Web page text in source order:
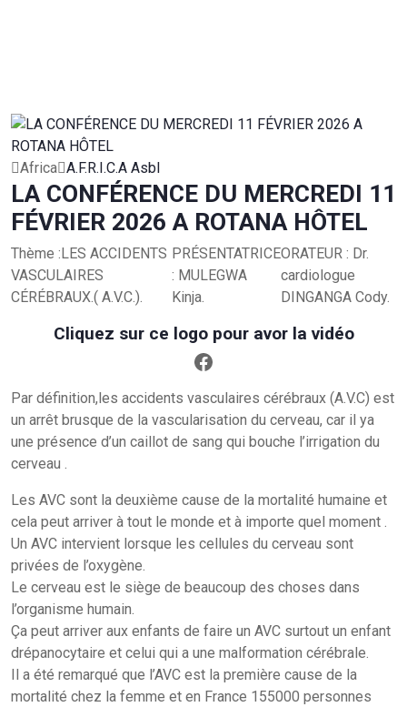
Africa A.F.R.I.C.A Asbl
LA CONFÉRENCE DU MERCREDI 11
FÉVRIER 2026 A ROTANA HÔTEL
Thème :LES ACCIDENTS
VASCULAIRES
CÉRÉBRAUX.( A.V.C.).
PRÉSENTATRICE
: MULEGWA
Kinja.
ORATEUR : Dr.
cardiologue
DINGANGA Cody.
Cliquez sur ce logo pour avor la vidéo
Par définition,les accidents vasculaires cérébraux (A.V.C) est
un arrêt brusque de la vascularisation du cerveau, car il ya
une présence d’un caillot de sang qui bouche l’irrigation du
cerveau .
Les AVC sont la deuxième cause de la mortalité humaine et
cela peut arriver à tout le monde et à importe quel moment .
Un AVC intervient lorsque les cellules du cerveau sont
privées de l’oxygène.
Le cerveau est le siège de beaucoup des choses dans
l’organisme humain.
Ça peut arriver aux enfants de faire un AVC surtout un enfant
drépanocytaire et celui qui a une malformation cérébrale.
Il a été remarqué que l’AVC est la première cause de la
mortalité chez la femme et en France 155000 personnes